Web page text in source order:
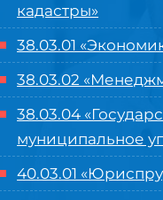
кадастры»
38.03.01
38.03.02
38.03.04
муниципальное
40.03.01